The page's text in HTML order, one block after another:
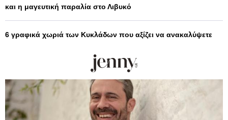
και η μαγευτική παραλία στο Λιβυκό
6 γραφικά χωριά των Κυκλάδων που αξίζει να ανακαλύψετε